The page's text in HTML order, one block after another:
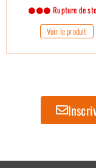
Rupture de
Voir le produit